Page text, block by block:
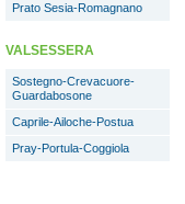
Prato Sesia-Romagnano
VALSESSERA
Sostegno-Crevacuore-
Guardabosone
Caprile-Ailoche-Postua
Pray-Portula-Coggiola